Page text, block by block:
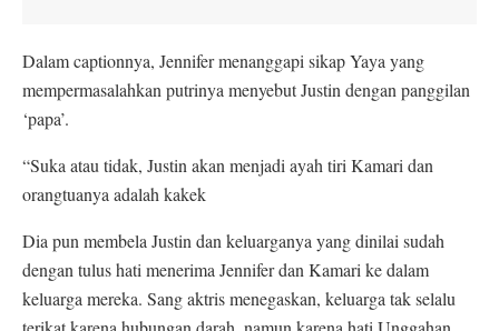
Dalam captionnya, Jennifer menanggapi sikap Yaya yang
mempermasalahkan putrinya menyebut Justin dengan panggilan
‘papa’.
“Suka atau tidak, Justin akan menjadi ayah tiri Kamari dan
orangtuanya adalah kakek
Dia pun membela Justin dan keluarganya yang dinilai sudah
dengan tulus hati menerima Jennifer dan Kamari ke dalam
keluarga mereka. Sang aktris menegaskan, keluarga tak selalu